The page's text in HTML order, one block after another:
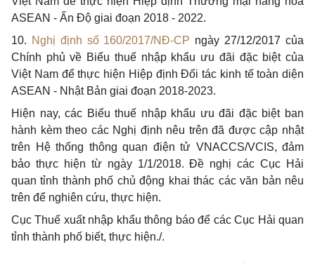
ASEAN - Ấn Độ giai đoạn 2018 - 2022.
10. Nghị định số 160/2017/NĐ-CP ngày 27/12/2017 của
Chính phủ về Biểu thuế nhập khẩu ưu đãi đặc biệt của
Việt Nam để thực hiện Hiệp định Đối tác kinh tế toàn diện
ASEAN - Nhật Bản giai đoạn 2018-2023.
Hiện nay, các Biểu thuế nhập khẩu ưu đãi đặc biệt ban
hành kèm theo các Nghị định nêu trên đã được cập nhật
trên Hệ thống thông quan điện tử VNACCS/VCIS, đảm
bảo thực hiện từ ngày 1/1/2018. Đề nghị các Cục Hải
quan tỉnh thành phố chủ động khai thác các văn bản nêu
trên để nghiên cứu, thực hiện.
Cục Thuế xuất nhập khẩu thông báo để các Cục Hải quan
tỉnh thành phố biết, thực hiện./.